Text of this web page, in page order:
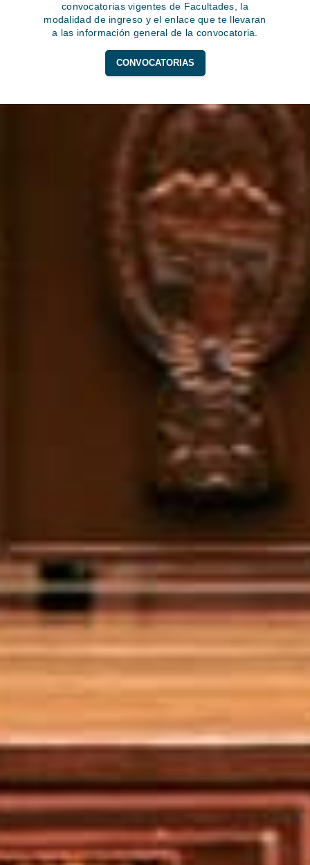
convocatorias vigentes de Facultades, la
modalidad de ingreso y el enlace que te llevaran
a las información general de la convocatoria.
CONVOCATORIAS